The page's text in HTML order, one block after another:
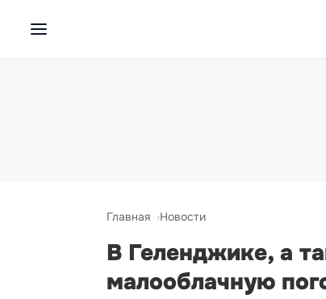
Главная Новости
В Геленджике, а
малооблачную